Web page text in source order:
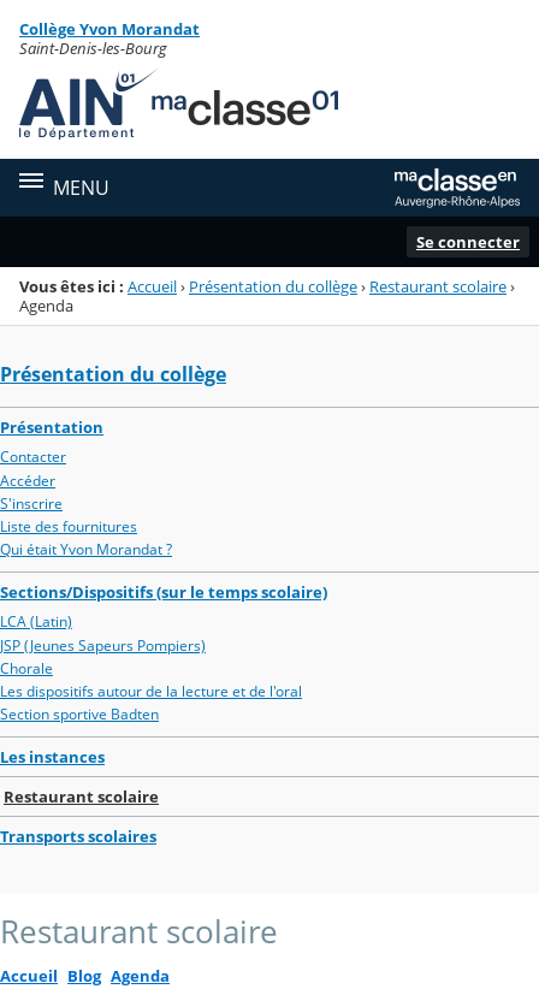
Menu de la rubrique
Contenu
Collège Yvon Morandat
Saint-Denis-les-Bourg
MENU
Se connecter
Vous êtes ici : Accueil› Présentation du collège› Restaurant scolaire›
Agenda
Présentation du collège
Présentation
Contacter
Accéder
S'inscrire
Liste des fournitures
Qui était Yvon Morandat ?
Sections/Dispositifs (sur le temps scolaire)
LCA (Latin)
JSP (Jeunes Sapeurs Pompiers)
Chorale
Les dispositifs autour de la lecture et de l'oral
Section sportive Badten
Les instances
Restaurant scolaire
Transports scolaires
Restaurant scolaire
Accueil Blog Agenda